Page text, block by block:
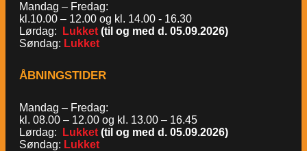
Mandag – Fredag:
kl.10.00 – 12.00 og kl. 14.00 - 16.30
Lørdag:
Lukket (til og med d. 05.09.2026)
Søndag: Lukket
ÅBNINGSTIDER
Mandag – Fredag:
kl. 08.00 – 12.00 og kl. 13.00 – 16.45
Lørdag:
Lukket (til og med d. 05.09.2026)
Søndag: Lukket